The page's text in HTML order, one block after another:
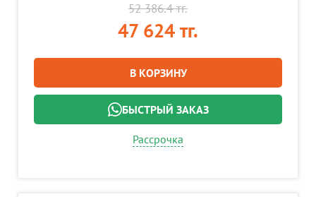
52 386.4 тг.
47 624 тг.
В КОРЗИНУ
БЫСТРЫЙ ЗАКАЗ
Рассрочка